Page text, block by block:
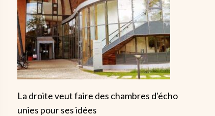
La droite veut faire des chambres d'écho
unies pour ses idées